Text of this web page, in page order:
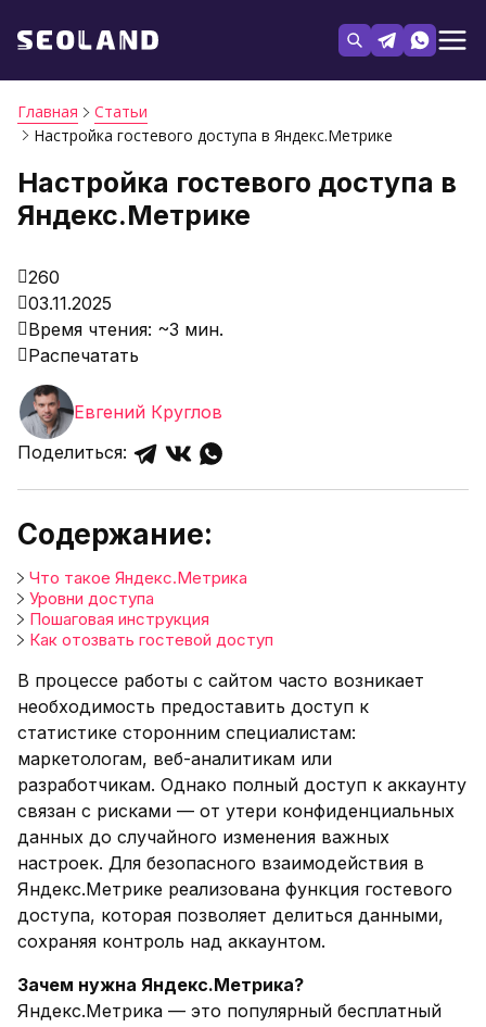
Главная
Статьи
Настройка гостевого доступа в Яндекс.Метрике
Настройка гостевого доступа в
Яндекс.Метрике
260
03.11.2025
Время чтения: ~3 мин.
Распечатать
Евгений Круглов
Поделиться:
В процессе работы с сайтом часто возникает
необходимость предоставить доступ к
статистике сторонним специалистам:
маркетологам, веб-аналитикам или
разработчикам. Однако полный доступ к аккаунту
связан с рисками — от утери конфиденциальных
данных до случайного изменения важных
настроек. Для безопасного взаимодействия в
Яндекс.Метрике реализована функция гостевого
доступа, которая позволяет делиться данными,
сохраняя контроль над аккаунтом.
Зачем нужна Яндекс.Метрика?
Яндекс.Метрика — это популярный бесплатный
Содержание:
Что такое Яндекс.Метрика
Уровни доступа
Пошаговая инструкция
Как отозвать гостевой доступ